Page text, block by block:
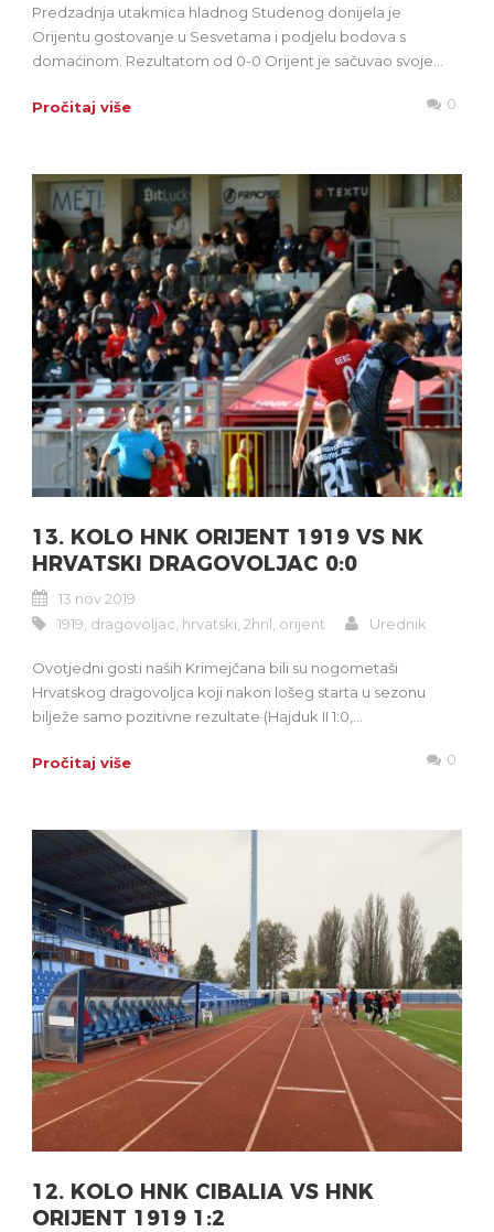
Predzadnja utakmica hladnog Studenog donijela je
Orijentu gostovanje u Sesvetama i podjelu bodova s
domaćinom. Rezultatom od 0-0 Orijent je sačuvao svoje...
Pročitaj više 0
13. KOLO HNK ORIJENT 1919 VS NK
HRVATSKI DRAGOVOLJAC 0:0
13 nov 2019
1919 dragovoljac hrvatski 2hnl orijent Urednik
Ovotjedni gosti naših Krimejčana bili su nogometaši
Hrvatskog dragovoljca koji nakon lošeg starta u sezonu
bilježe samo pozitivne rezultate (Hajduk II 1:0,...
Pročitaj više 0
12. KOLO HNK CIBALIA VS HNK
ORIJENT 1919 1:2